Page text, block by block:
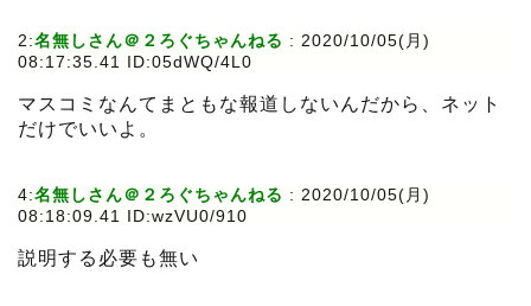
2:名無しさん＠２ろぐちゃんねる : 2020/10/05(月)
08:17:35.41 ID:05dWQ/4L0
マスコミなんてまともな報道しないんだから、ネット
だけでいいよ。
4:名無しさん＠２ろぐちゃんねる : 2020/10/05(月)
08:18:09.41 ID:wzVU0/910
説明する必要も無い